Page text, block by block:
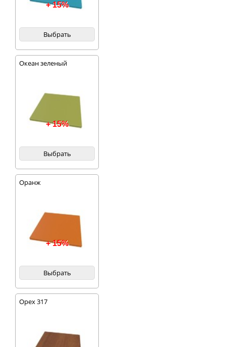
+ 15%
Выбрать
Океан зеленый
+ 15%
Выбрать
Оранж
+ 15%
Выбрать
Орех 317